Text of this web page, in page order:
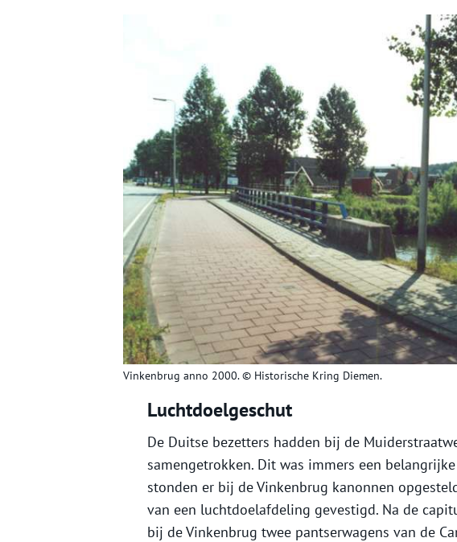
Vinkenbrug anno 2000. © Historische Kring Diemen.
Luchtdoelgeschut
De Duitse bezetters hadden bij de
samengetrokken. Dit was immers een
stonden er bij de Vinkenbrug kanonnen
van een luchtdoelafdeling gevestigd. Na de
bij de Vinkenbrug twee pantserwagens van de